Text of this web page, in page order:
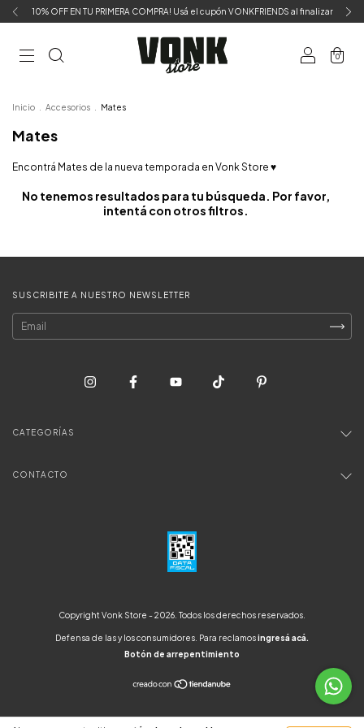
10% OFF EN TU PRIMERA COMPRA! Usá el cupón VONKFRIENDS al finalizar
0
Inicio Accesorios Mates
Mates
Encontrá Mates de la nueva temporada en Vonk Store ♥
No tenemos resultados para tu búsqueda. Por favor,
intentá con otros filtros.
SUSCRIBITE A NUESTRO NEWSLETTER
CATEGORÍAS
CONTACTO
Copyright Vonk Store - 2026. Todos los derechos reservados.
Defensa de las y los consumidores. Para reclamosingresá acá.
Botón de arrepentimiento